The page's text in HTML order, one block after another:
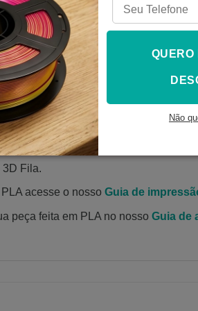
em saco zip lock, acompanhados
espessura, temperaturas
3D Fila.
acesse o nosso Guia de
peça feita em PLA no nosso Guia de
QUERO
Não